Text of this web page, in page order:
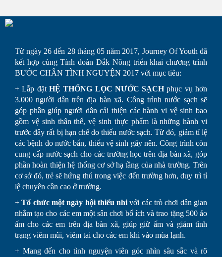
Từ ngày 26 đến 28 tháng 05 năm 2017, Journey Of Youth đã
kết hợp cùng Tỉnh đoàn Đắk Nông triển khai chương trình
BƯỚC CHÂN TÌNH NGUYỆN 2017 với mục tiêu:
+ Lắp đặt HỆ THỐNG LỌC NƯỚC SẠCHphục vụ hơn
3.000 người dân trên địa bàn xã. Công trình nước sạch sẽ
góp phần giúp người dân cải thiện các hành vi vệ sinh bao
gồm vệ sinh thân thể, vệ sinh thực phẩm là những hành vi
trước đây rất bị hạn chế do thiếu nước sạch. Từ đó, giảm tỉ lệ
các bệnh do nước bẩn, thiếu vệ sinh gây nên. Công trình còn
cung cấp nước sạch cho các trường học trên địa bàn xã, góp
phần hoàn thiện hệ thống cơ sở hạ tầng của nhà trường. Trên
cơ sở đó, trẻ sẽ hứng thú trong việc đến trường hơn, duy trì tỉ
lệ chuyên cần cao ở trường.
+Tổ chức một ngày hội thiếu nhivới các trò chơi dân gian
nhằm tạo cho các em một sân chơi bổ ích và trao tặng 500 áo
ấm cho các em trên địa bàn xã, giúp giữ ấm và giảm tình
trạng viêm mũi, viêm tai cho các em khi vào mùa lạnh.
+ Mang đến cho tình nguyện viên góc nhìn sâu sắc và rõ